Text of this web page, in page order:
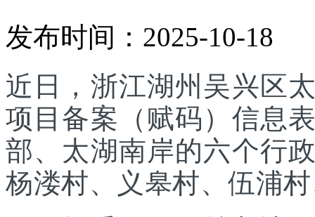
发布时间：2025-10-18
近日，浙江湖州吴兴区
项目备案（赋码）信息
部、太湖南岸的六个行
杨溇村、义皋村、伍浦